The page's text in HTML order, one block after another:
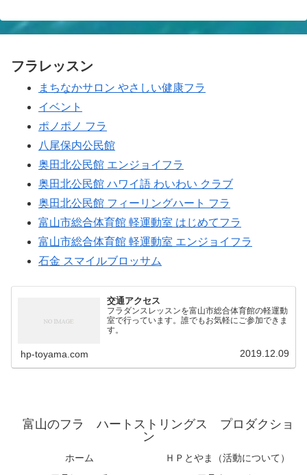
フラレッスン
まちなかサロン やさしい健康フラ
イベント
ポノポノ フラ
八尾保内公民館
奥田北公民館 エンジョイフラ
奥田北公民館 ハワイ語 わいわい クラブ
奥田北公民館 フィーリングハート フラ
富山市総合体育館 軽運動室 はじめてフラ
富山市総合体育館 軽運動室 エンジョイフラ
石金 スマイルブロッサム
交通アクセス
フラダンスレッスンを富山市総合体育館の軽運動
室で行っています。誰でもお気軽にご参加できま
す。
hp-toyama.com 2019.12.09
富山のフラ ハートストリングス プロダクショ
ン
ホーム
ＨＰとやま（活動について）